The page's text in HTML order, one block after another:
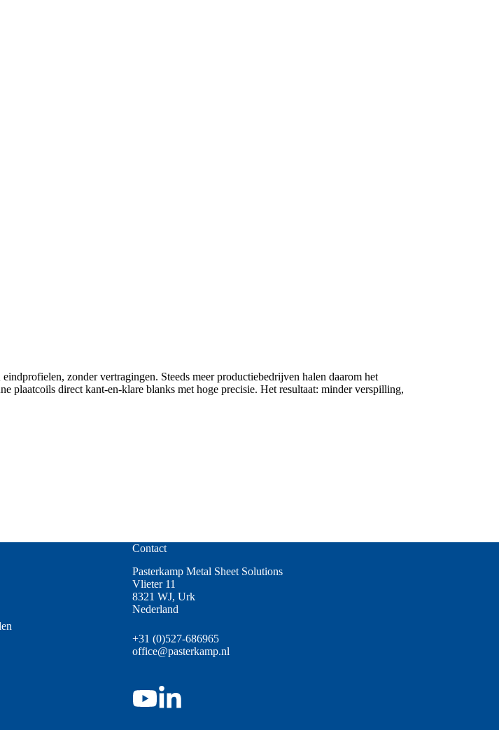
zonder vertragingen. Steeds meer productiebedrijven halen daarom het
direct kant-en-klare blanks met hoge precisie. Het resultaat: minder verspilling,
Contact
Pasterkamp Metal Sheet Solutions
Vlieter 11
8321 WJ, Urk
Nederland
+31 (0)527-686965
office@pasterkamp.nl